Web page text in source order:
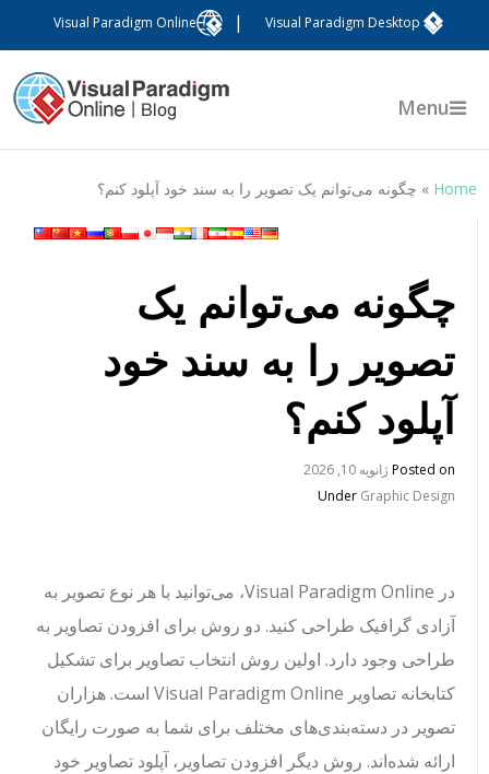
Visual Paradigm Desktop
Visual Paradigm Online
Menu
Home
» چگونه می‌توانم یک تصویر را به سند خود آپلود کنم؟
چگونه می‌توانم یک
تصویر را به سند خود
آپلود کنم؟
Posted onژانویه 10, 2026
UnderGraphic Design
در Visual Paradigm Online، می‌توانید با هر نوع تصویر به
آزادی گرافیک طراحی کنید. دو روش برای افزودن تصاویر به
طراحی وجود دارد. اولین روش انتخاب تصاویر برای تشکیل
کتابخانه تصاویر Visual Paradigm Online است. هزاران
تصویر در دسته‌بندی‌های مختلف برای شما به صورت رایگان
ارائه شده‌اند. روش دیگر افزودن تصاویر، آپلود تصاویر خود